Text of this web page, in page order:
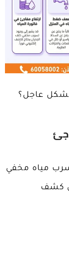
عاجل؟
مياه مخفي
كشف